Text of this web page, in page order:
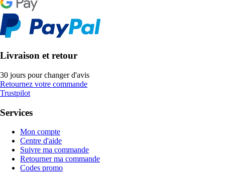
Livraison et retour
30 jours pour changer d'avis
Retournez votre commande
Trustpilot
Services
Mon compte
Centre d'aide
Suivre ma commande
Retourner ma commande
Codes promo